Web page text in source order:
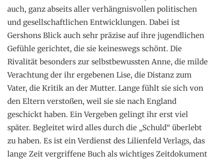
auch, ganz abseits aller verhängnisvollen politischen
und gesellschaftlichen Entwicklungen. Dabei ist
Gershons Blick auch sehr präzise auf ihre jugendlichen
Gefühle gerichtet, die sie keineswegs schönt. Die
Rivalität besonders zur selbstbewussten Anne, die milde
Verachtung der ihr ergebenen Lise, die Distanz zum
Vater, die Kritik an der Mutter. Lange fühlt sie sich von
den Eltern verstoßen, weil sie sie nach England
geschickt haben. Ein Vergeben gelingt ihr erst viel
später. Begleitet wird alles durch die „Schuld“ überlebt
zu haben. Es ist ein Verdienst des Lilienfeld Verlags, das
lange Zeit vergriffene Buch als wichtiges Zeitdokument